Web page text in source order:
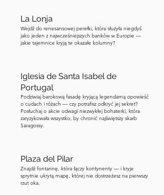
przejdziemy do następnego punktu.
La Lonja
Wejdź do renesansowej perełki, która służyła niegdyś
jako jeden z najwcześniejszych banków w Europie —
jakie tajemnice kryją te okazałe kolumny?
Iglesia de Santa Isabel de
Portugal
Podziwiaj barokową fasadę kryjącą legendarną opowieść
o cudach i różach — czy potrafisz odkryć jej sekret?
Posłuchaj o akcie odwagi niezwykłej bohaterki, która
zaryzykowała wszystko, by chronić najświętszy skarb
Saragossy.
Plaza del Pilar
Znajdź fontannę, która łączy kontynenty — i kryje
sprytnie ukrytą mapę, której nie dostrzeżesz na pierwszy
rzut oka.